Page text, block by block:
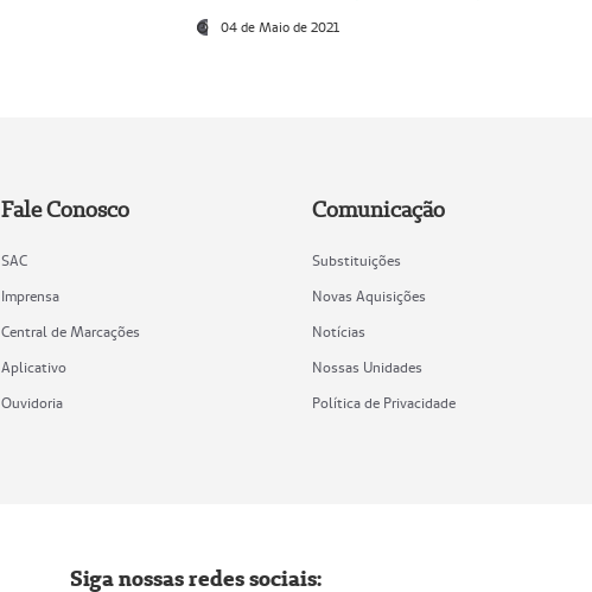
04 de Maio de 2021
Fale Conosco
SAC
Imprensa
Central de Marcações
Aplicativo
Ouvidoria
Comunicação
Substituições
Novas Aquisições
Notícias
Nossas Unidades
Política de Privacidade
Siga nossas redes sociais: